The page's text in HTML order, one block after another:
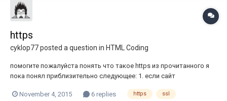
https
cyklop77posted a question in HTML Coding
помогите пожалуйста понять что такое https из прочитанного я
пока понял приблизительно следующее: 1. если сайт
сайт банка предоставляет сервис личного кабинета с
November 4, 2015 6 replies https ssl